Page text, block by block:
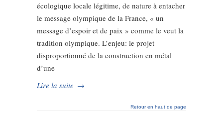
écologique locale légitime, de nature à entacher
le message olympique de la France, « un
message d’espoir et de paix » comme le veut la
tradition olympique. L’enjeu: le projet
disproportionné de la construction en métal
d’une
Lire la suite →
Retour en haut de page